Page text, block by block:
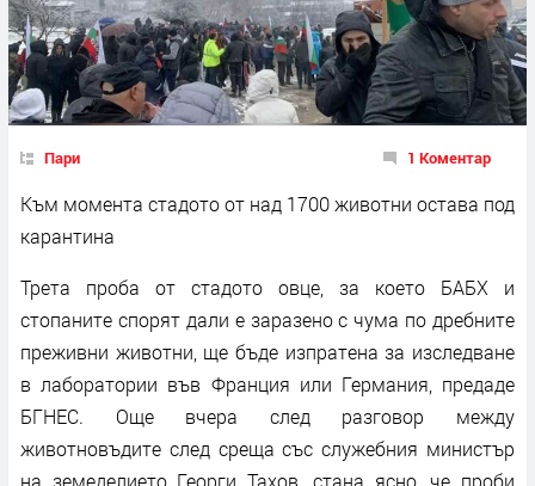
Пари 1 Коментар
Към момента стадото от над 1700 животни остава под
карантина
Трета проба от стадото овце, за което БАБХ и
стопаните спорят дали е заразено с чума по дребните
преживни животни, ще бъде изпратена за изследване
в лаборатории във Франция или Германия, предаде
БГНЕС. Още вчера след разговор между
животновъдите след среща със служебния министър
на земеделието Георги Тахов, стана ясно, че проби